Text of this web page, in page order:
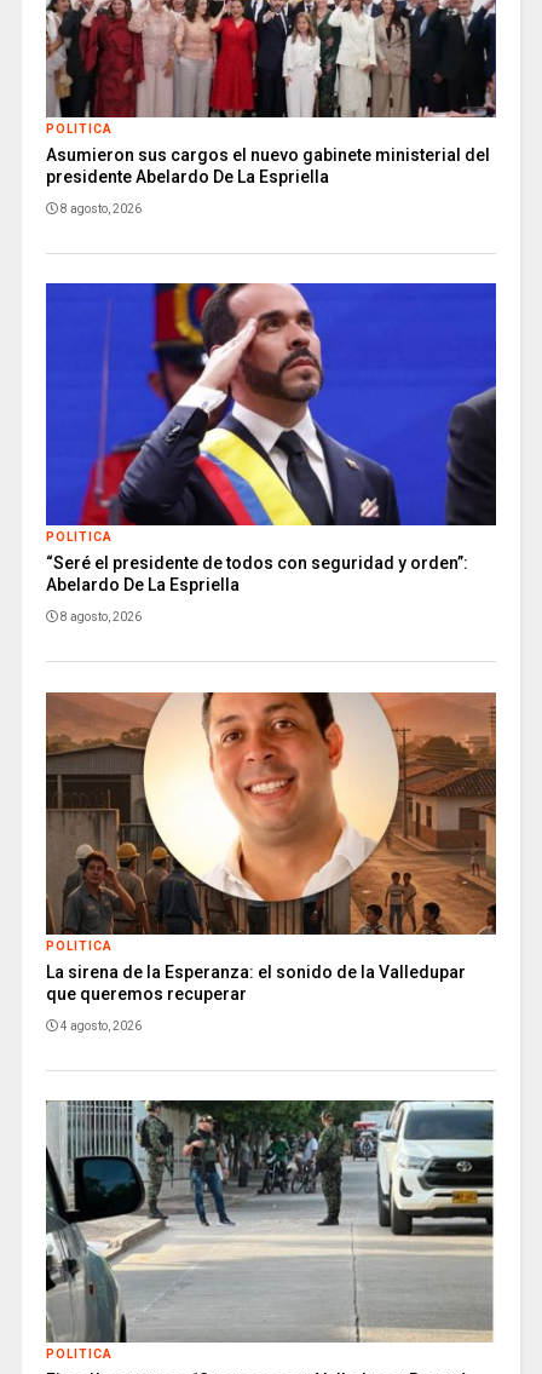
POLITICA
Asumieron sus cargos el nuevo gabinete ministerial del
presidente Abelardo De La Espriella
8 agosto, 2026
POLITICA
“Seré el presidente de todos con seguridad y orden”:
Abelardo De La Espriella
8 agosto, 2026
POLITICA
La sirena de la Esperanza: el sonido de la Valledupar
que queremos recuperar
4 agosto, 2026
POLITICA